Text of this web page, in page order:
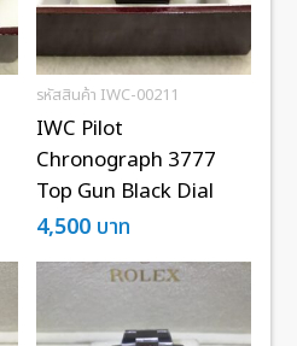
รหัสสินค้า IWC-00211
IWC Pilot
Chronograph 3777
Top Gun Black Dial
4,500 บาท